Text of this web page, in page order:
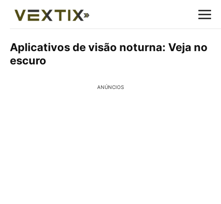
Aplicativos de visão noturna: Veja no
escuro
ANÚNCIOS